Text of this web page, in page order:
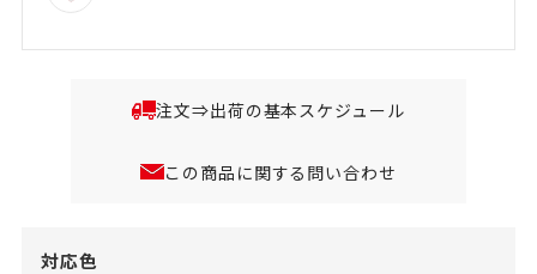
注文⇒出荷の基本スケジュール
この商品に関する問い合わせ
対応色